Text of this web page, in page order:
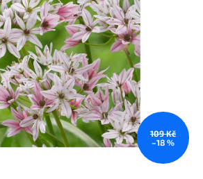
109 Kč
–18 %